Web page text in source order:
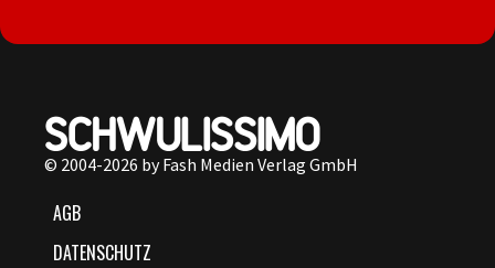
© 2004-2026 by Fash Medien Verlag GmbH
AGB
DATENSCHUTZ